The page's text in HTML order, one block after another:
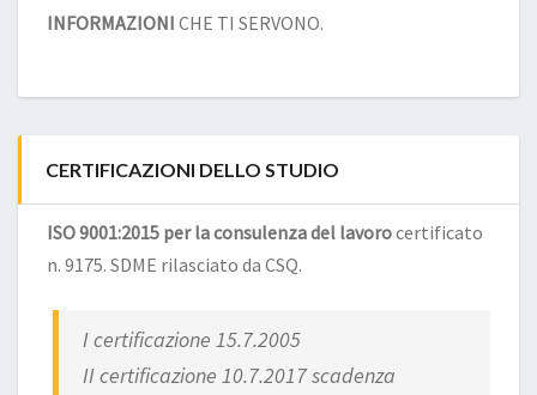
INFORMAZIONI CHE TI SERVONO.
CERTIFICAZIONI DELLO STUDIO
ISO 9001:2015 per la consulenza del lavorocertificato
n. 9175. SDME rilasciato da CSQ.
I certificazione 15.7.2005
II certificazione 10.7.2017 scadenza